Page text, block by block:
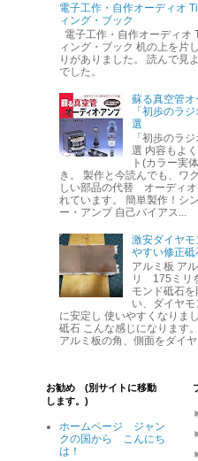
電子工作・自作オーディオ
ィング・ブック
電子工作・自作オーディオ
ィング・ブック 机の上を片
りがありました。 読んで見
でした。
蘇る真空管
「初歩のラ
選
「初歩のラ
選 内容もよ
ト(カラー実
き。 製作と今読んでも、ワ
しい部品の代替 オーディオ
れています。 簡単製作！シ
ー・アンプ 自己バイアス...
激安ダイヤ
やすい修正砥
アルミ板 ア
リ 175ミリ
モンド砥石
い、ダイヤ
に安定し 使いやすくなりま
砥石 こんな感じになります
アルミ板の角、側面をダイ
お勧め (別サイトに移動
します。)
ホームページ ジャン
クの国から こんにち
は！